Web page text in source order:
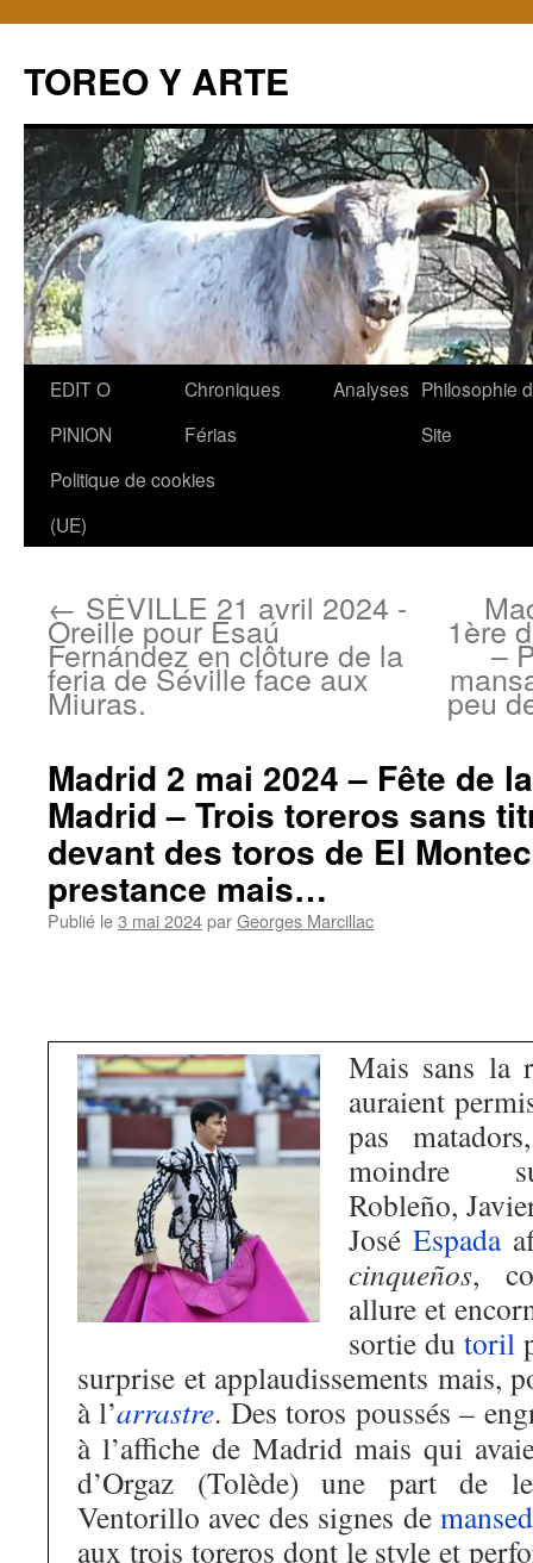
TOREO Y ARTE
Aller
contenu
EDIT O
PINION
Chroniques
Férias
Analyses Philosophie
Site
Politique de cookies
(UE)
← SÉVILLE 21 avril 2024 -
Oreille pour Esaú
Fernández en clôture de la
feria de Séville face aux
Miuras.
1ère
–
peu
Madrid 2 mai 2024 – Fête de
Madrid – Trois toreros sans
devant des toros de El
prestance mais…
Publié le3 mai 2024parGeorges Marcillac
Mais sans la
auraient
pas
moindre
Robleño,
JoséEspada
cinqueños,
allure et
sortie du toril
surprise et applaudissements mais,
à l’arrastre. Des toros poussés –
à l’affiche de Madrid mais qui
d’Orgaz (Tolède) une part de
Ventorillo avec des signes de
aux trois toreros dont le style et